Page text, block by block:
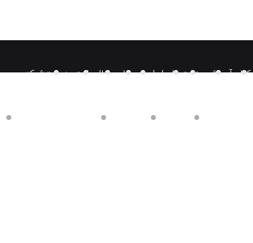
کتابآموزشصنعتچاپایران پیپرزبانسریالسایتمدیریتشبکه
مجله لایومگ اقتصادی بین المللی سلامت و تندرستی